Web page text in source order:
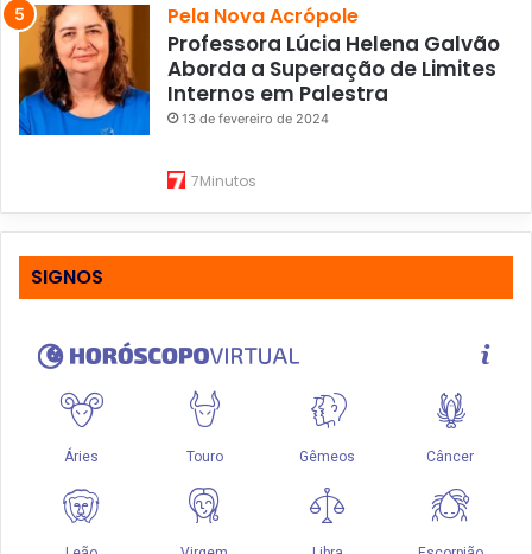
Pela Nova Acrópole
Professora Lúcia Helena Galvão
Aborda a Superação de Limites
Internos em Palestra
13 de fevereiro de 2024
7Minutos
SIGNOS